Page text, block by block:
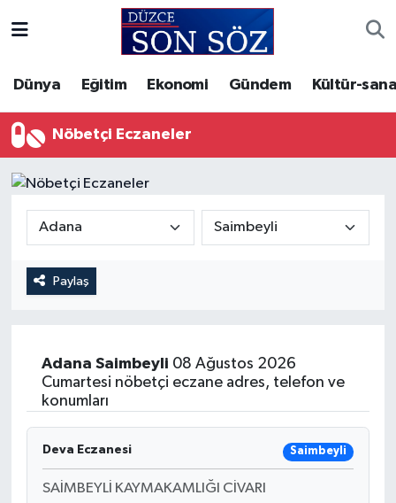
Dünya Eğitim Ekonomi Gündem Kültür-
Nöbetçi Eczaneler
Paylaş
Adana Saimbeyli 08 Ağustos 2026
Cumartesi nöbetçi eczane adres, telefon ve
konumları
Deva Eczanesi Saimbeyli
SAİMBEYLİ KAYMAKAMLIĞI CİVARI
Gizlilik Sözleşmesi
İletişim
Video Galeri
Akçakoca Hava Durumu
Akçakoca Trafik Yoğunluk Haritası
Tüm Manşetler
Son Dakika Haberleri